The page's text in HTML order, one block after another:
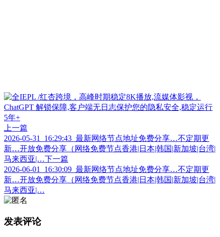
上一篇
2026-05-31_16:29:43_最新网络节点地址免费分享…不定期更
新…开放免费分享（网络免费节点香港|日本|韩国|新加坡|台湾|
马来西亚|… 下一篇
2026-06-01_16:30:09_最新网络节点地址免费分享…不定期更
新…开放免费分享（网络免费节点香港|日本|韩国|新加坡|台湾|
马来西亚|…
发表评论